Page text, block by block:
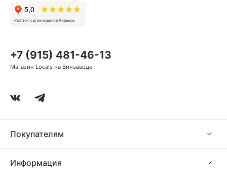
Покупателям
Информация
+7 (915) 481-46-13
Магазин Locals на Винзаводе